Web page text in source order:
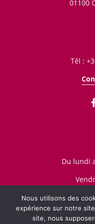
01100
Tél :
Du lundi
Nous utilisons des
expérience sur notre
site, nous